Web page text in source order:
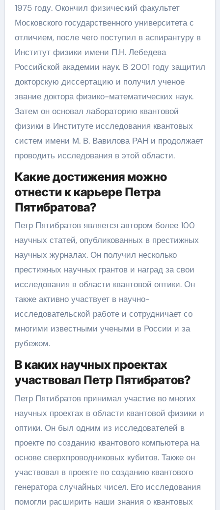
1975 году. Окончил физический факультет
Московского государственного университета с
отличием, после чего поступил в аспирантуру в
Институт физики имени П.Н. Лебедева
Российской академии наук. В 2001 году защитил
докторскую диссертацию и получил ученое
звание доктора физико-математических наук.
Затем он основал лабораторию квантовой
физики в Институте исследования квантовых
систем имени М. В. Вавилова РАН и продолжает
проводить исследования в этой области.
Какие достижения можно
отнести к карьере Петра
Пятибратова?
Петр Пятибратов является автором более 100
научных статей, опубликованных в престижных
научных журналах. Он получил несколько
престижных научных грантов и наград за свои
исследования в области квантовой оптики. Он
также активно участвует в научно-
исследовательской работе и сотрудничает со
многими известными учеными в России и за
рубежом.
В каких научных проектах
участвовал Петр Пятибратов?
Петр Пятибратов принимал участие во многих
научных проектах в области квантовой физики и
оптики. Он был одним из исследователей в
проекте по созданию квантового компьютера на
основе сверхпроводниковых кубитов. Также он
участвовал в проекте по созданию квантового
генератора случайных чисел. Его исследования
помогли расширить наши знания о квантовых